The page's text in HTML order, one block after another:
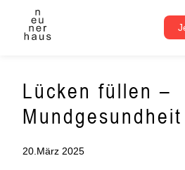
springen
Lücken füllen –
20.März 2025